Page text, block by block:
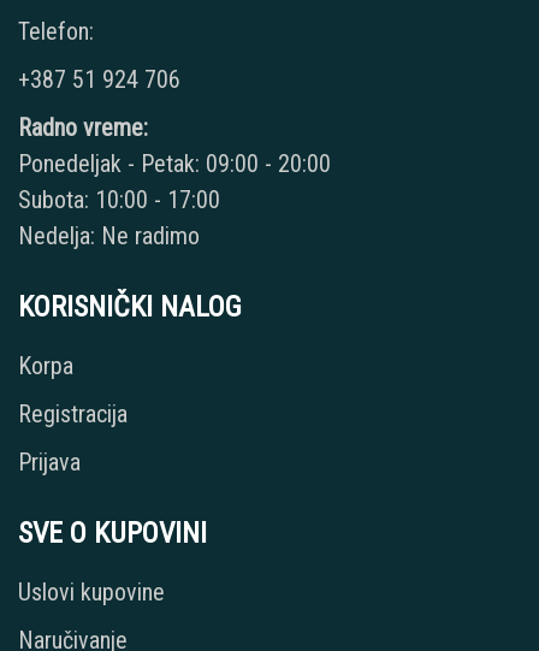
Telefon:
+387 51 924 706
Radno vreme:
Ponedeljak - Petak: 09:00 - 20:00
Subota: 10:00 - 17:00
Nedelja: Ne radimo
KORISNIČKI NALOG
Korpa
Registracija
Prijava
SVE O KUPOVINI
Uslovi kupovine
Naručivanje